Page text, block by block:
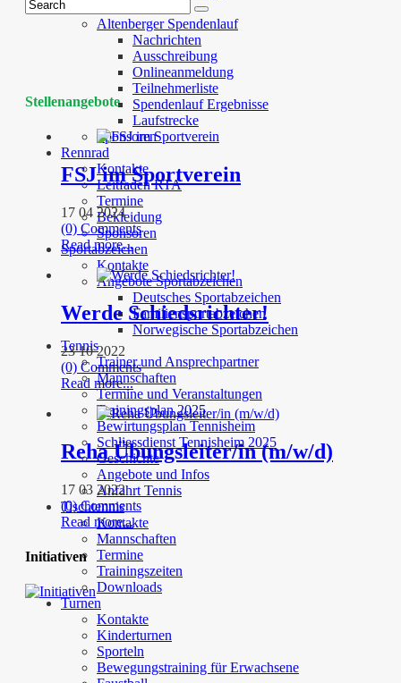
Altenberger Spendenlauf
Nachrichten
Ausschreibung
Onlineanmeldung
Teilnehmerliste
Spendenlauf Ergebnisse
Laufstrecke
Sponsoren
Rennrad
Kontakte
Leitfaden RTA
Termine
Bekleidung
Sponsoren
Sportabzeichen
Kontakte
Angebote Sportabzeichen
Deutsches Sportabzeichen
Familiensportabzeichen
Norwegische Sportabzeichen
Tennis
Trainer und Ansprechpartner
Mannschaften
Termine und Veranstaltungen
Trainingsplan 2025
Bewirtungsplan Tennisheim
Schliessdienst Tennisheim 2025
Geschichte
Angebote und Infos
Anfahrt Tennis
Tischtennis
Kontakte
Mannschaften
Termine
Trainingszeiten
Downloads
Turnen
Kontakte
Kinderturnen
Sporteln
Bewegungstraining für Erwachsene
Stellenangebote
FSJ im Sportverein
17 04 2024
(0) Comments
Read more...
Werde Schiedsrichter!
23 10 2022
(0) Comments
Read more...
Reha Übungsleiter/in (m/w/d)
17 03 2022
(0) Comments
Read more...
Initiativen